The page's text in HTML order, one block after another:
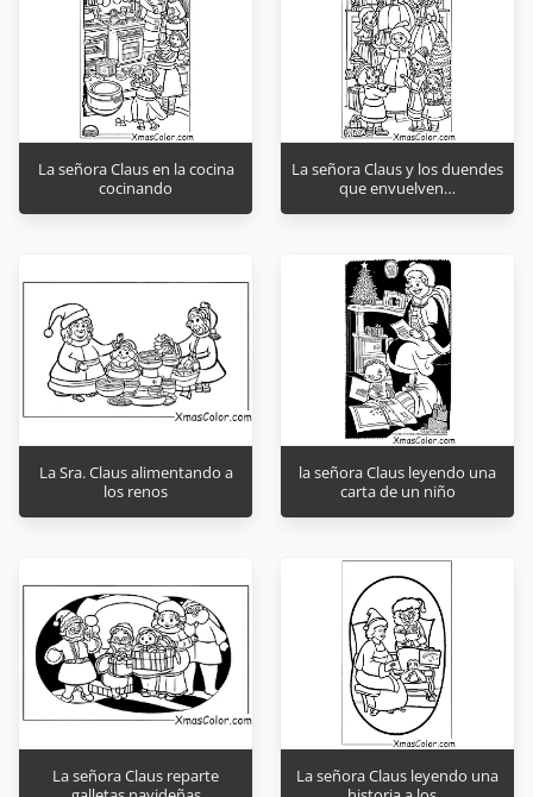
La señora Claus en la cocina
cocinando
La señora Claus y los duendes
que envuelven…
La Sra. Claus alimentando a
los renos
la señora Claus leyendo una
carta de un niño
La señora Claus reparte
La señora Claus leyendo una